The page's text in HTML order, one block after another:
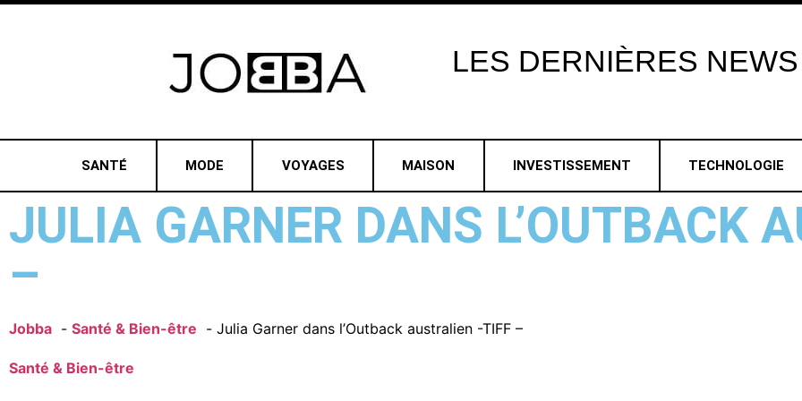
LES DERNIÈRES NEWS
SANTÉ MODE VOYAGES MAISON INVESTISSEMENT TECHNOLOGIE
JULIA GARNER DANS L’OUTBACK
–
Jobba Santé & Bien-être Julia Garner dans l’Outback australien -TIFF –
Santé & Bien-être